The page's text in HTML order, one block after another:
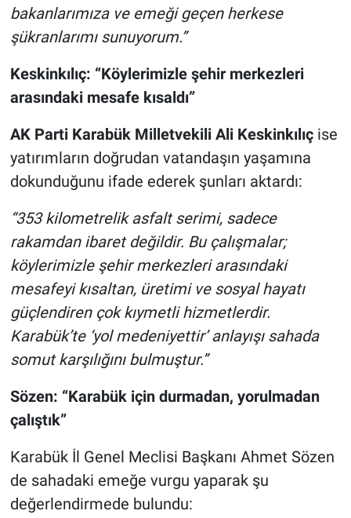
bakanlarımıza ve emeği geçen herkese
şükranlarımı sunuyorum.”
Keskinkılıç: “Köylerimizle şehir merkezleri
arasındaki mesafe kısaldı”
AK Parti Karabük Milletvekili Ali Keskinkılıçise
yatırımların doğrudan vatandaşın yaşamına
dokunduğunu ifade ederek şunları aktardı:
“353 kilometrelik asfalt serimi, sadece
rakamdan ibaret değildir. Bu çalışmalar;
köylerimizle şehir merkezleri arasındaki
mesafeyi kısaltan, üretimi ve sosyal hayatı
güçlendiren çok kıymetli hizmetlerdir.
Karabük’te ‘yol medeniyettir’ anlayışı sahada
somut karşılığını bulmuştur.”
Sözen: “Karabük için durmadan, yorulmadan
çalıştık”
Karabük İl Genel Meclisi Başkanı Ahmet Sözen
de sahadaki emeğe vurgu yaparak şu
değerlendirmede bulundu: